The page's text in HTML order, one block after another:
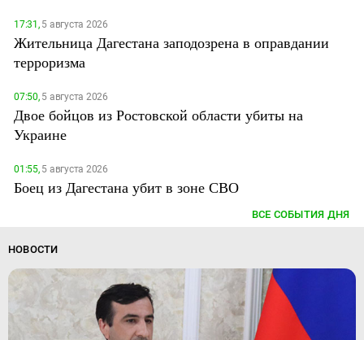
17:31,5 августа 2026
Жительница Дагестана заподозрена в оправдании
терроризма
07:50,5 августа 2026
Двое бойцов из Ростовской области убиты на
Украине
01:55,5 августа 2026
Боец из Дагестана убит в зоне СВО
ВСЕ СОБЫТИЯ ДНЯ
НОВОСТИ